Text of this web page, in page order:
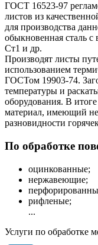
ГОСТ 16523-97
листов из
для производства
обыкновенная сталь
Ст1 и др.
Производят листы
использованием
ГОСТом 19903-74.
температуры и
оборудования. В
материал, имеющий
разновидности
По обработке
оцинкованные;
нержавеющие;
рифленые;
...
Услуги по обработке